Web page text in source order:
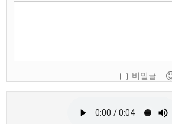
비밀글